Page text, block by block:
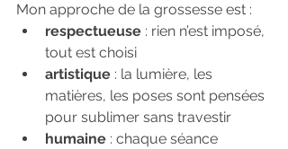
Mon approche de la grossesse est :
respectueuse : rien n’est imposé,
tout est choisi
artistique : la lumière, les
matières, les poses sont pensées
pour sublimer sans travestir
humaine : chaque séance